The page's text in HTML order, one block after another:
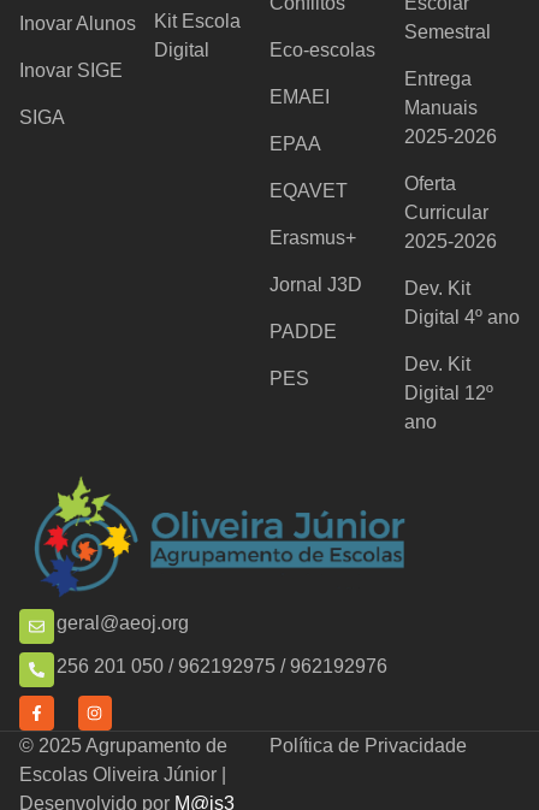
Inovar Alunos
Inovar SIGE
SIGA
Kit Escola
Digital
Eco-escolas
EMAEI
EPAA
EQAVET
Erasmus+
Jornal J3D
PADDE
PES
Semestral
Entrega
Manuais
2025-2026
Oferta
Curricular
2025-2026
Dev. Kit
Digital 4º ano
Dev. Kit
Digital 12º
ano
geral@aeoj.org
256 201 050 / 962192975 / 962192976
© 2025 Agrupamento de
Escolas Oliveira Júnior |
Desenvolvido por M@is3
Política de Privacidade